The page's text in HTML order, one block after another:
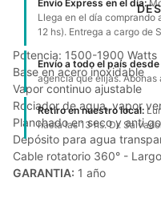
Envío Express en el día:
Llega en el día comprando
12 hs). Entrega a cargo de
Envío a todo el país
agencia que elijas. Abonas
Retiro en nuestro local:
hasta las 13 hs. Dr.
Potencia: 1500-1900 Watts
Base en acero inoxidable
Vapor continuo ajustable
Rociador de agua, vapor
Planchado en seco y anti
Depósito para agua
Cable rotatorio 360° -
GARANTIA: 1 año